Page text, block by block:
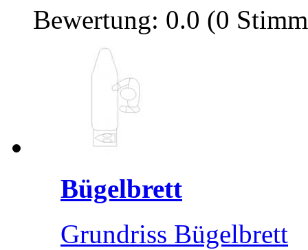
Bewertung: 0.0 (0
Bügelbrett
Grundriss Bügelbrett